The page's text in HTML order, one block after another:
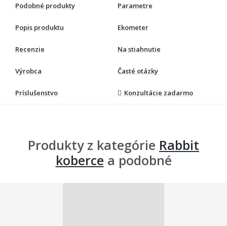
Podobné produkty Parametre
Popis produktu Ekometer
Recenzie Na stiahnutie
Výrobca Časté otázky
Príslušenstvo Konzultácie zadarmo
Produkty z kategórie Rabbit
koberce a podobné